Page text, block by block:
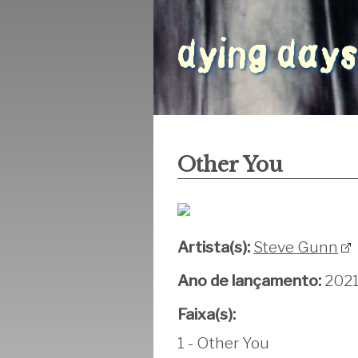
Other You
Artista(s): Steve Gunn
Ano de lançamento:
Faixa(s):
1 - Other You